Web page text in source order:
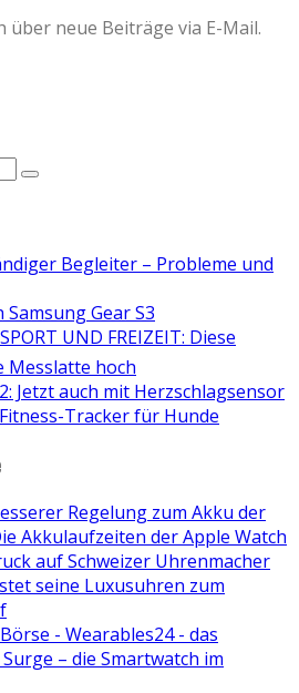
über neue Beiträge via E-Mail.
Begleiter – Probleme und
Gear S3
SPORT UND FREIZEIT: Diese
Messlatte hoch
Jetzt auch mit Herzschlagsensor
Tracker für Hunde
Regelung zum Akku der
Akkulaufzeiten der Apple Watch
auf Schweizer Uhrenmacher
seine Luxusuhren zum
- Wearables24 - das
– die Smartwatch im